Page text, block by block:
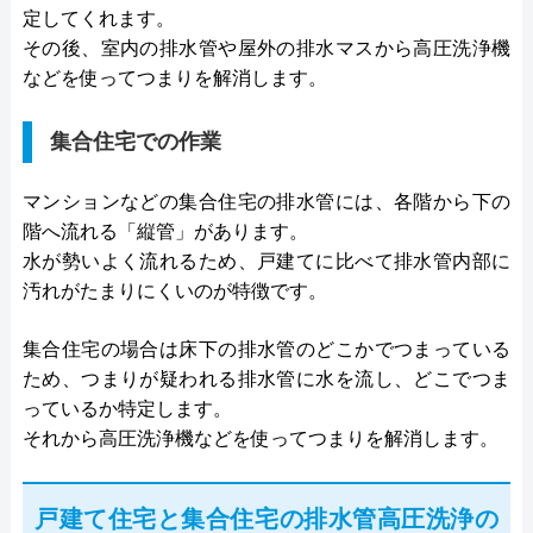
定してくれます。
その後、室内の排水管や屋外の排水マスから高圧洗浄機
などを使ってつまりを解消します。
集合住宅での作業
マンションなどの集合住宅の排水管には、各階から下の
階へ流れる「縦管」があります。
水が勢いよく流れるため、戸建てに比べて排水管内部に
汚れがたまりにくいのが特徴です。
集合住宅の場合は床下の排水管のどこかでつまっている
ため、つまりが疑われる排水管に水を流し、どこでつま
っているか特定します。
それから高圧洗浄機などを使ってつまりを解消します。
戸建て住宅と集合住宅の排水管高圧洗浄の